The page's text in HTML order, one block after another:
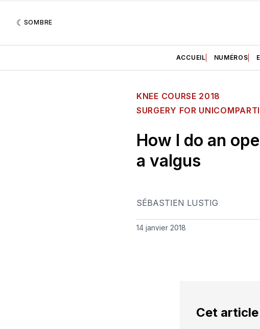
SOMBRE
ACCUEIL NUMÉROS
KNEE COURSE 2018
SURGERY FOR
How I do an
a valgus
SÉBASTIEN LUSTIG
14 janvier 2018
Cet